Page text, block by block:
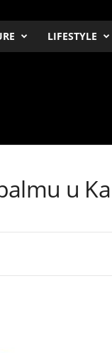
LIFESTYLE
u